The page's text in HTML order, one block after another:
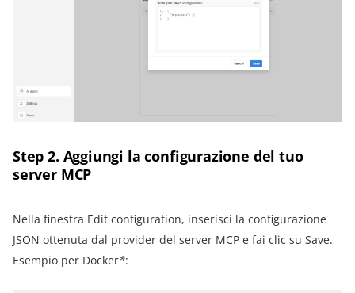
Step 2. Aggiungi la configurazione del tuo
server MCP
Nella finestra Edit configuration, inserisci la configurazione
JSON ottenuta dal provider del server MCP e fai clic su Save.
Esempio per Docker*: